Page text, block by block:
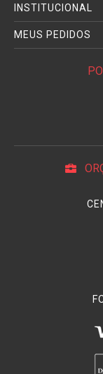
INSTITUCIONAL
MEUS PEDIDOS